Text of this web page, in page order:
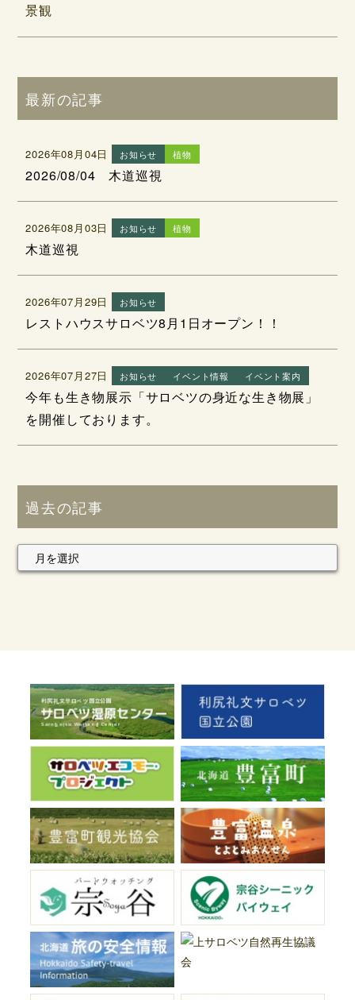
景観
最新の記事
2026年08月04日 お知らせ 植物
2026/08/04 木道巡視
2026年08月03日 お知らせ 植物
木道巡視
2026年07月29日 お知らせ
レストハウスサロベツ8月1日オープン！！
2026年07月27日 お知らせ イベント情報 イベント案内
今年も生き物展示「サロベツの身近な生き物展」
を開催しております。
過去の記事